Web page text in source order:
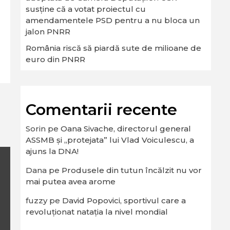
susține că a votat proiectul cu
amendamentele PSD pentru a nu bloca un
jalon PNRR
România riscă să piardă sute de milioane de
euro din PNRR
Comentarii recente
Sorin pe Oana Sivache, directorul general
ASSMB și „protejata” lui Vlad Voiculescu, a
ajuns la DNA!
Dana pe Produsele din tutun încălzit nu vor
mai putea avea arome
fuzzype David Popovici, sportivul care a
revoluționat natația la nivel mondial